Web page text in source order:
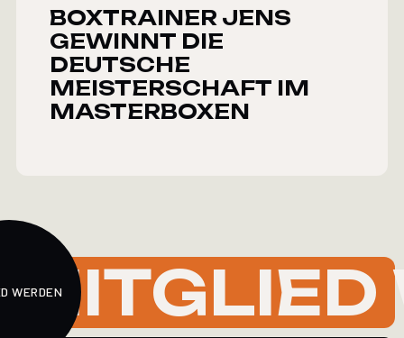
BOXTRAINER JENS
GEWINNT DIE
DEUTSCHE
MEISTERSCHAFT IM
MASTERBOXEN
MITGLIED
WERDEN